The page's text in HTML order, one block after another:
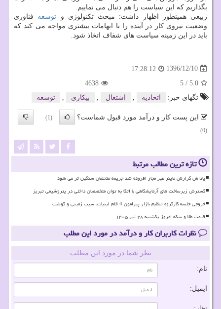
بگذاریم كه این سیاست را هم دنبال می نماییم.
ربیعی همینطور اظهار داشت: مبحث تكنولوژی و توسعه فناوری
وضعیت نیروی كار در آینده را با ابهامات بیشتری مواجه می كند كه
باید در این زمینه سیاست های شفاف اتخاذ شود.
1396/12/10
17:28:12
5.0
/
5
4638
تگهای خبر:
اتحادیه , اشتغال , بیكاری , توسعه
این پست کار و درآمد مورد قبول شماست؟
(1)
(0)
تازه ترین مطالب مرتبط
پاداش گزارش ماینر غیر مجاز افزوده شد جریمه متخلفان سنگین تر می شود
گسترش زیرساخت های آزمایشگاهی با اتکا به توان متخصصان داخلی در پتروشیمی تبریز
خروجی جلسه کارگروه تنظیم بازار پیرامون 4 قلم لبنیات، سیب زمینی و گوشت
قیمت طلا و سکه امروز یکشنبه ۲۸ تیر ۱۴۰۵
نظرات کاربران کار و درآمد در مورد این مطلب
نظر شما در مورد این مطلب
نام:
ایمیل: